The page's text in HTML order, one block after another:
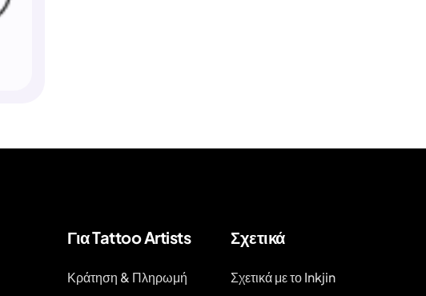
Για Tattoo Artists
Κράτηση & Πληρωμή
Σχετικά
Σχετικά με το Inkjin